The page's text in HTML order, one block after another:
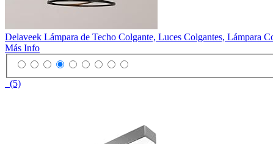
Delaveek Lámpara de Techo Colgante, Luces Colgantes, Lámpara
Más Info
(5)